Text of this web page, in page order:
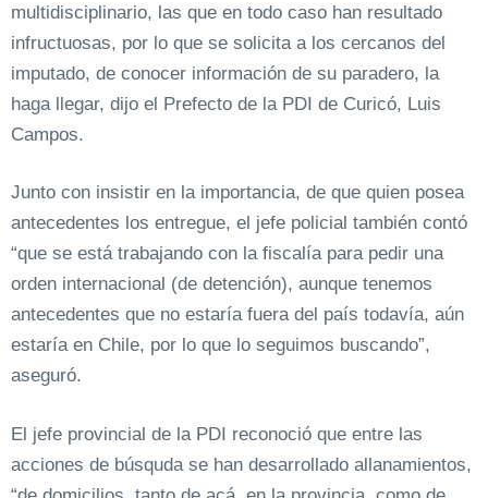
multidisciplinario, las que en todo caso han resultado
infructuosas, por lo que se solicita a los cercanos del
imputado, de conocer información de su paradero, la
haga llegar, dijo el Prefecto de la PDI de Curicó, Luis
Campos.
Junto con insistir en la importancia, de que quien posea
antecedentes los entregue, el jefe policial también contó
“que se está trabajando con la fiscalía para pedir una
orden internacional (de detención), aunque tenemos
antecedentes que no estaría fuera del país todavía, aún
estaría en Chile, por lo que lo seguimos buscando”,
aseguró.
El jefe provincial de la PDI reconoció que entre las
acciones de búsquda se han desarrollado allanamientos,